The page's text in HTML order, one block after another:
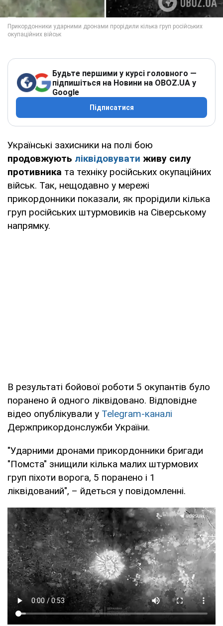
Будьте першими у курсі головного —
підпишіться на Новини на OBOZ.UA у
Google
Підписатися
Українські захисники на полі бою
продовжують ліквідовувати живу силу
противника та техніку російських окупаційних
військ. Так, нещодавно у мережі
прикордонники показали, як прорідили кілька
груп російських штурмовиків на Сіверському
напрямку.
В результаті бойової роботи 5 окупантів було
поранено й одного ліквідовано. Відповідне
відео опублікували у Telegram-каналі
Держприкордонслужби України.
"Ударними дронами прикордонники бригади
"Помста" знищили кілька малих штурмових
груп піхоти ворога, 5 поранено і 1
ліквідований", – йдеться у повідомленні.